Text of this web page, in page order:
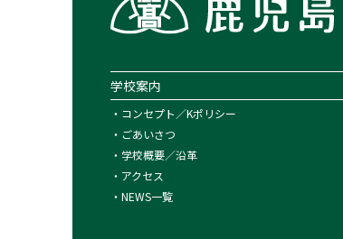
学校案内
・ コンセプト／Kポリシー
・ ごあいさつ
・ 学校概要／沿革
・ アクセス
・ NEWS一覧